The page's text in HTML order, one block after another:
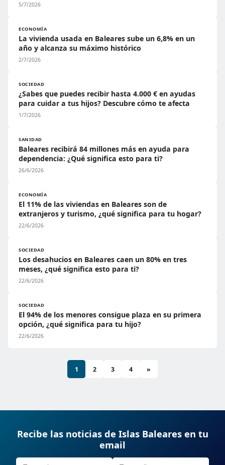
5/7/2026
ECONOMÍA
La vivienda usada en Baleares sube un 6,8% en un
año y alcanza su máximo histórico
2/7/2026
SOCIEDAD
¿Sabes que puedes recibir hasta 4.000 € en ayudas
para cuidar a tus hijos? Descubre cómo te afecta
1/7/2026
SANIDAD
Baleares recibirá 84 millones más en ayuda para
dependencia: ¿Qué significa esto para ti?
26/6/2026
ECONOMÍA
El 11% de las viviendas en Baleares son de
extranjeros y turismo, ¿qué significa para tu hogar?
22/6/2026
SOCIEDAD
Los desahucios en Baleares caen un 80% en tres
meses, ¿qué significa esto para ti?
22/6/2026
SOCIEDAD
El 94% de los menores consigue plaza en su primera
opción, ¿qué significa para tu hijo?
22/6/2026
1 2 3 4 »
Recibe las noticias de Islas Baleares en tu
email